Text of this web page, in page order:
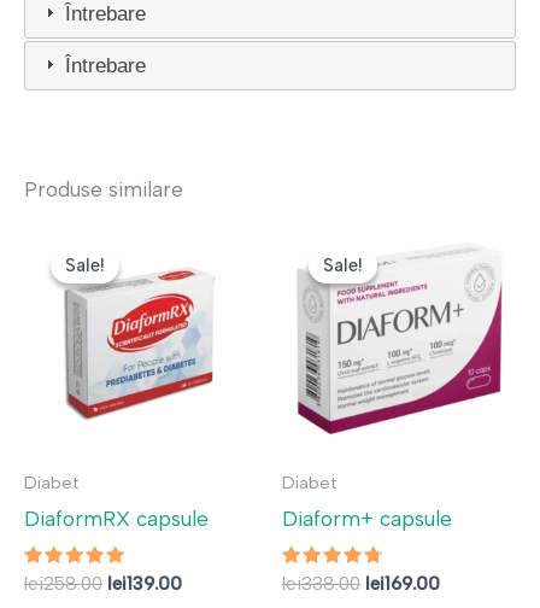
Întrebare
Întrebare
Produse similare
Sale!
Sale!
Diabet
DiaformRX capsule
Evaluat la
lei258.00 Prețul
lei139.00Prețul
Sale!
Sale!
Diabet
Diaform+ capsule
Evaluat
lei338.00 Prețul
lei169.00Prețul